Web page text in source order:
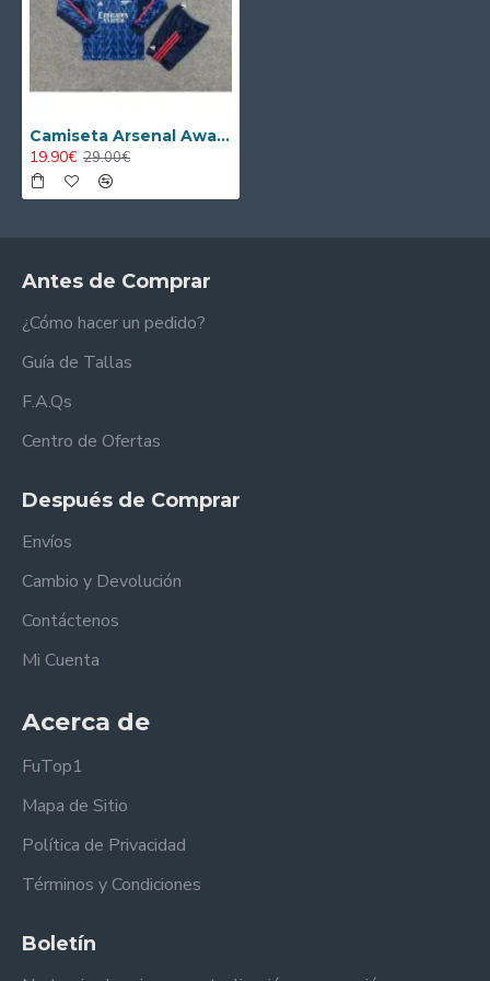
Camiseta Arsenal Away 2025/2026 Niño ML
19.90€ 29.00€
Antes de Comprar
¿Cómo hacer un pedido?
Guía de Tallas
F.A.Qs
Centro de Ofertas
Después de Comprar
Envíos
Cambio y Devolución
Contáctenos
Mi Cuenta
Acerca de
FuTop1
Mapa de Sitio
Política de Privacidad
Términos y Condiciones
Boletín